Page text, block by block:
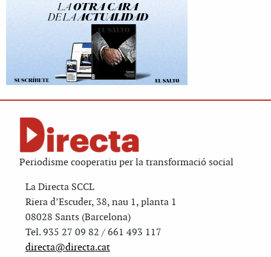
Periodisme cooperatiu per la transformació social
La Directa SCCL
Riera d’Escuder, 38, nau 1, planta 1
08028 Sants (Barcelona)
Tel. 935 27 09 82 / 661 493 117
directa@directa.cat